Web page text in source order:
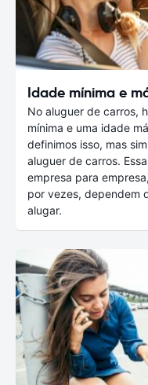
Idade mínima e
No aluguer de carros,
mínima e uma idade
definimos isso, mas
aluguer de carros.
empresa para
por vezes, dependem
alugar.